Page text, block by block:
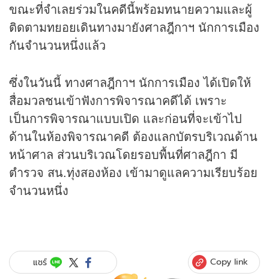
ขณะที่จำเลยร่วมในคดีนี้พร้อมทนายความและผู้
ติดตามทยอยเดินทางมายังศาลฎีกาฯ นักการเมือง
กันจำนวนหนึ่งแล้ว
ซึ่งในวันนี้ ทางศาลฎีกาฯ นักการเมือง ได้เปิดให้
สื่อมวลชนเข้าฟังการพิจารณาคดีได้ เพราะ
เป็นการพิจารณาแบบเปิด และก่อนที่จะเข้าไป
ด้านในห้องพิจารณาคดี ต้องแลกบัตรบริเวณด้าน
หน้าศาล ส่วนบริเวณโดยรอบพื้นที่ศาลฎีกา มี
ตำรวจ สน.ทุ่งสองห้อง เข้ามาดูแลความเรียบร้อย
จำนวนหนึ่ง
แชร์ Copy link